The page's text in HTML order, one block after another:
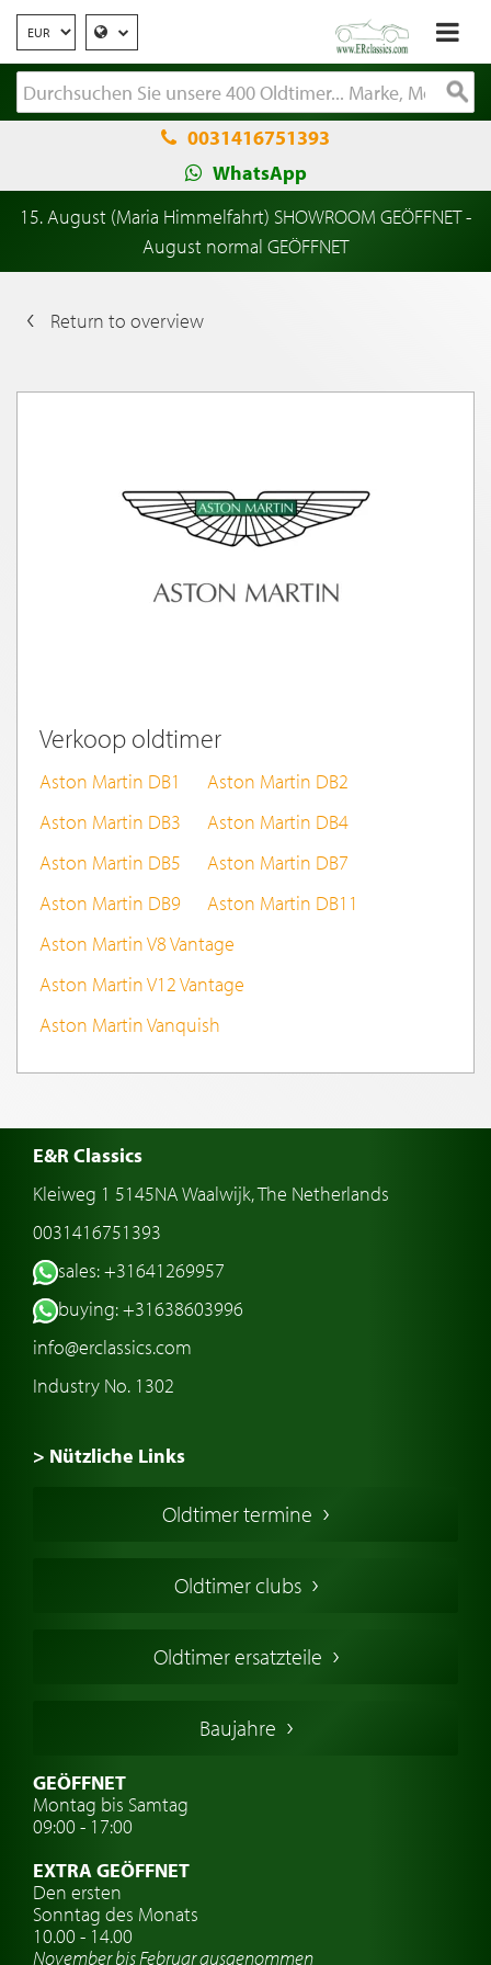
0031416751393
WhatsApp
15. August (Maria Himmelfahrt) SHOWROOM GEÖFFNET -
August normal GEÖFFNET
Return to overview
Verkoop oldtimer
Aston Martin DB1
Aston Martin DB2
Aston Martin DB3
Aston Martin DB4
Aston Martin DB5
Aston Martin DB7
Aston Martin DB9
Aston Martin DB11
Aston Martin V8 Vantage
Aston Martin V12 Vantage
Aston Martin Vanquish
E&R Classics
Kleiweg 1 5145NA Waalwijk, The Netherlands
0031416751393
sales: +31641269957
buying: +31638603996
info@erclassics.com
Industry No. 1302
> Nützliche Links
Oldtimers in Europa
Englische Oldtimer
Deutsche Oldtimer
Schwedische Oldtimer
Oldtimer mit h-kennzeichen
Auto Oldtimer Markt
Oldtimer-Versicherung
Oldtimer-Clubs
Oldtimer-Reisen
Oldtimer termine
Oldtimer clubs
Oldtimer ersatzteile
Baujahre
GEÖFFNET
Montag bis Samtag
09:00 - 17:00
EXTRA GEÖFFNET
Den ersten
Sonntag des Monats
10.00 - 14.00
November bis Februar ausgenommen